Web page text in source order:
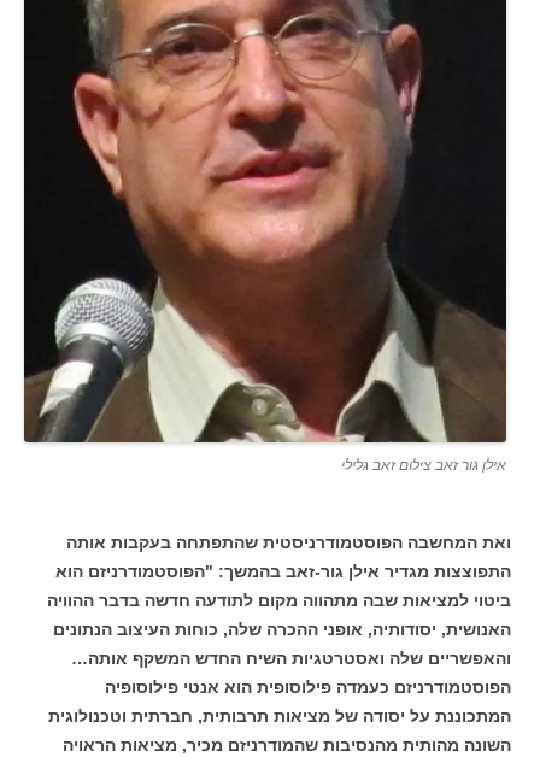
אילן גור זאב צילום זאב גלילי
ואת המחשבה הפוסטמודרניסטית שהתפתחה בעקבות אותה
התפוצצות מגדיר אילן גור-זאב בהמשך: "הפוסטמודרניזם הוא
ביטוי למציאות שבה מתהווה מקום לתודעה חדשה בדבר ההוויה
האנושית, יסודותיה, אופני ההכרה שלה, כוחות העיצוב הנתונים
והאפשריים שלה ואסטרטגיות השיח החדש המשקף אותה…
הפוסטמודרניזם כעמדה פילוסופית הוא אנטי פילוסופיה
המתכוננת על יסודה של מציאות תרבותית, חברתית וטכנולוגית
השונה מהותית מהנסיבות שהמודרניזם מכיר, מציאות הראויה